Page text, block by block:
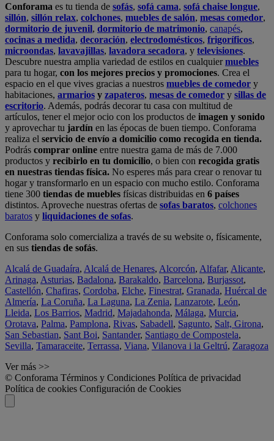
Conforama es tu tienda de sofás, sofá cama, sofá chaise longue,
sillón, sillón relax, colchones, muebles de salón, mesas comedor,
dormitorio de juvenil, dormitorio de matrimonio, canapés,
cocinas a medida, decoración, electrodomésticos, frigoríficos,
microondas, lavavajillas, lavadora secadora, y televisiones.
Descubre nuestra amplia variedad de estilos en cualquiermuebles
para tu hogar, con los mejores precios y promociones. Crea el
espacio en el que vives gracias a nuestros muebles de comedor y
habitaciones, armarios y zapateros, mesas de comedor y sillas de
escritorio. Además, podrás decorar tu casa con multitud de
artículos, tener el mejor ocio con los productos de imagen y sonido
y aprovechar tu jardín en las épocas de buen tiempo. Conforama
realiza el servicio de envío a domicilio como recogida en tienda.
Podrás comprar online entre nuestra gama de más de 7.000
productos y recibirlo en tu domicilio, o bien con recogida gratis
en nuestras tiendas física. No esperes más para crear o renovar tu
hogar y transformarlo en un espacio con mucho estilo. Conforama
tiene 300 tiendas de muebles físicas distribuidas en 6 países
distintos. Aproveche nuestras ofertas de sofas baratos, colchones
baratos y liquidaciones de sofas.
Conforama solo comercializa a través de su website o, físicamente,
en sus tiendas de sofás.
Alcalá de Guadaíra, Alcalá de Henares, Alcorcón, Alfafar, Alicante,
Arinaga, Asturias, Badalona, Barakaldo, Barcelona, Burjassot,
Castellón, Chafiras, Cordoba, Elche, Finestrat, Granada, Huércal de
Almería, La Coruña, La Laguna, La Zenia, Lanzarote, León,
Lleida, Los Barrios, Madrid, Majadahonda, Málaga, Murcia,
Orotava, Palma, Pamplona, Rivas, Sabadell, Sagunto, Salt, Girona,
San Sebastian, Sant Boi, Santander, Santiago de Compostela,
Sevilla, Tamaraceite, Terrassa, Viana, Vilanova i la Geltrú, Zaragoza
Ver más >>
© Conforama Términos y Condiciones Política de privacidad
Política de cookies Configuración de Cookies